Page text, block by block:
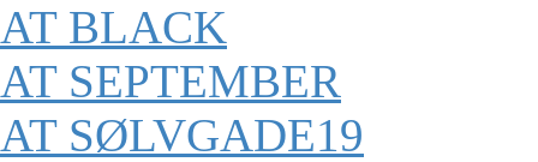
AT BLACK
AT SEPTEMBER
AT SØLVGADE19